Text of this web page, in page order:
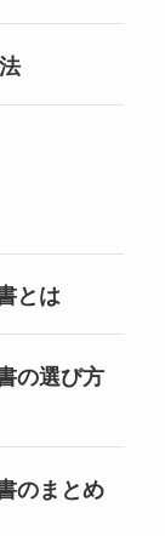
とは
の選び方
のまとめ